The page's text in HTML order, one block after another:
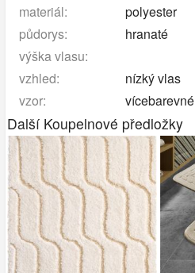
materiál:
polyester
půdorys:
hranaté
výška vlasu:
vzhled:
nízký vlas
vzor:
vícebarevné
Další Koupelnové předložky